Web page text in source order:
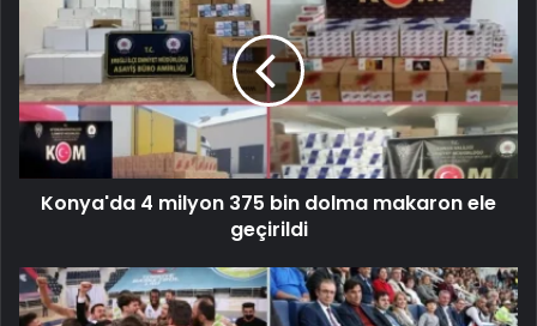
Konya'da 4 milyon 375 bin dolma makaron ele
geçirildi